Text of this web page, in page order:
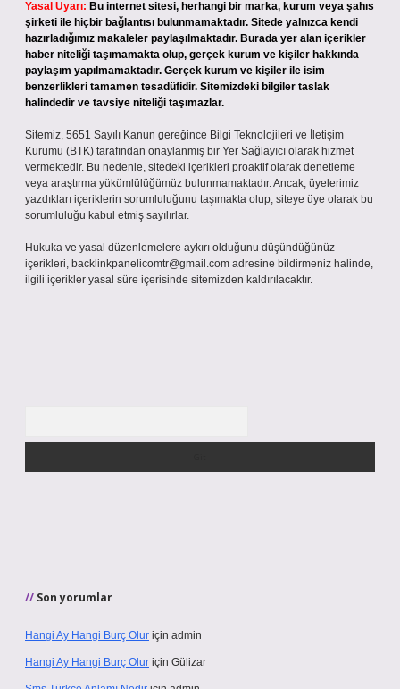
Yasal Uyarı: Bu internet sitesi, herhangi bir marka, kurum veya şahıs
şirketi ile hiçbir bağlantısı bulunmamaktadır. Sitede yalnızca kendi
hazırladığımız makaleler paylaşılmaktadır. Burada yer alan içerikler
haber niteliği taşımamakta olup, gerçek kurum ve kişiler hakkında
paylaşım yapılmamaktadır. Gerçek kurum ve kişiler ile isim
benzerlikleri tamamen tesadüfidir. Sitemizdeki bilgiler taslak
halindedir ve tavsiye niteliği taşımazlar.
Sitemiz, 5651 Sayılı Kanun gereğince Bilgi Teknolojileri ve İletişim
Kurumu (BTK) tarafından onaylanmış bir Yer Sağlayıcı olarak hizmet
vermektedir. Bu nedenle, sitedeki içerikleri proaktif olarak denetleme
veya araştırma yükümlülüğümüz bulunmamaktadır. Ancak, üyelerimiz
yazdıkları içeriklerin sorumluluğunu taşımakta olup, siteye üye olarak bu
sorumluluğu kabul etmiş sayılırlar.
Hukuka ve yasal düzenlemelere aykırı olduğunu düşündüğünüz
içerikleri, backlinkpanelicomtr@gmail.com adresine bildirmeniz halinde,
ilgili içerikler yasal süre içerisinde sitemizden kaldırılacaktır.
Son yorumlar
Hangi Ay Hangi Burç Olur için admin
Hangi Ay Hangi Burç Olur için Gülizar